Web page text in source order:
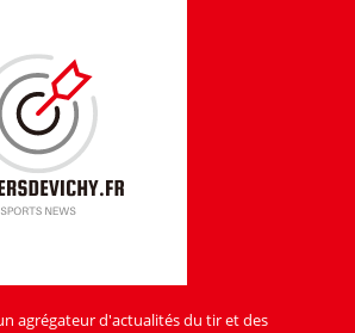
agrégateur d'actualités du tir et des